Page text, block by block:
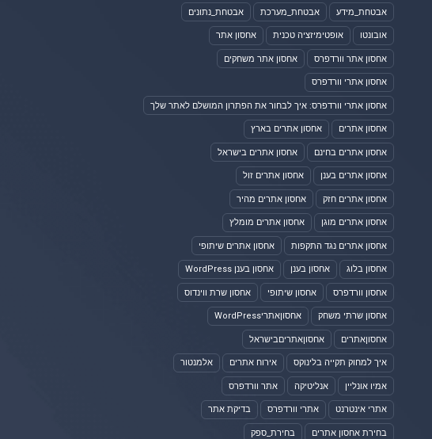
אבטחת_מידע אבטחת_מערכת אבטחת_נתונים
אובונטו אופטימיזציה טכנית אחסון אתר
אחסון אתר וורדפרס אחסון אתר משחקים
אחסון אתרי וורדפרס
אחסון אתרי וורדפרס: איך לבחור את הפתרון המושלם לאתר שלך
אחסון אתרים אחסון אתרים בארץ
אחסון אתרים בחינם אחסון אתרים בישראל
אחסון אתרים בענן אחסון אתרים זול
אחסון אתרים חזק אחסון אתרים מהיר
אחסון אתרים מוגן אחסון אתרים מומלץ
אחסון אתרים נגד התקפות אחסון אתרים שיתופי
אחסון בלוג אחסון בענן אחסון בענן WordPress
אחסון וורדפרס אחסון שיתופי אחסון שרת ווינדוס
אחסון שרתי משחק אחסוןאתריWordPress
אחסוןאתרים אחסוןאתריםבישראל
איך למחוק תקייה בלינוקס אירוח אתרים אלמנטור
אמיו אונליין אנליטיקה אתר וורדפרס
אתרי אינטרנט אתרי וורדפרס בדיקת אתר
בחירת אחסון אתרים בחירת_ספק